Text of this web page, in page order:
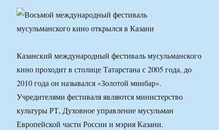
Казанский международный фестиваль мусульманского
кино проходит в столице Татарстана с 2005 года, до
2010 года он назывался «Золотой минбар».
Учредителями фестиваля являются министерство
культуры РТ, Духовное управление мусульман
Европейской части России и мэрия Казани.